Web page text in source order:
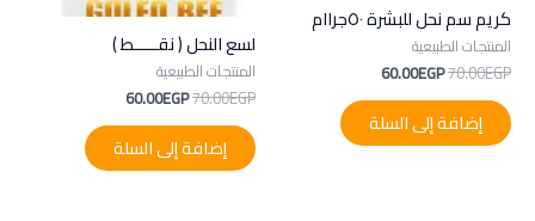
كريم سم نحل للبشرة ٥٠جراام
المنتجات الطبيعية
70.00EGP
60.00EGP
إضافة إلى السلة
لسع النحل ( نقـــــط )
المنتجات الطبيعية
70.00EGP
60.00EGP
إضافة إلى السلة